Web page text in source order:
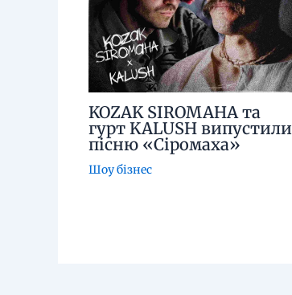
KOZAK SIROMAHA та
гурт KALUSH випустили
пісню «Сіромаха»
Шоу бізнес